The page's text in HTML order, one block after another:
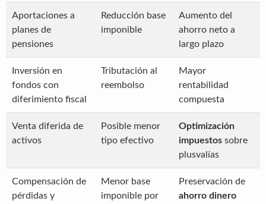
Aportaciones a
planes de
pensiones
Reducción base
imponible
Aumento del
ahorro neto a
largo plazo
Inversión en
fondos con
diferimiento fiscal
Tributación al
reembolso
Mayor
rentabilidad
compuesta
Venta diferida de
activos
Posible menor
tipo efectivo
Optimización
impuestos sobre
plusvalías
Compensación de
pérdidas y
Menor base
imponible por
Preservación de
ahorro dinero